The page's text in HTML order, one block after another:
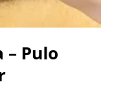
– Pulo